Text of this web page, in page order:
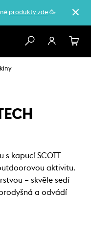
produkty zde.🥳
kapucí SCOTT
aktivitu.
– skvěle sedí
a odvádí